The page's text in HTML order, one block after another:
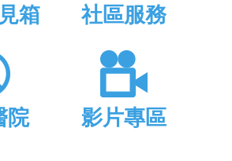
箱 社區服務
院 影片專區